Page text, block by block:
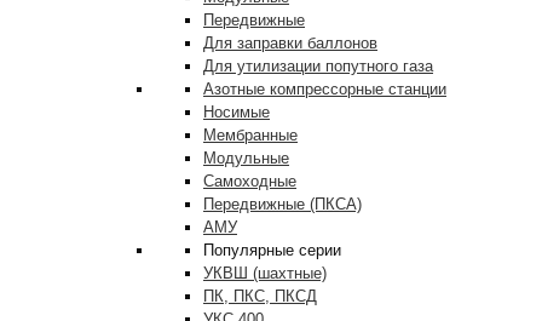
Передвижные
Для заправки баллонов
Для утилизации попутного газа
Азотные компрессорные станции
Носимые
Мембранные
Модульные
Самоходные
Передвижные (ПКСА)
АМУ
Популярные серии
УКВШ (шахтные)
ПК, ПКС, ПКСД